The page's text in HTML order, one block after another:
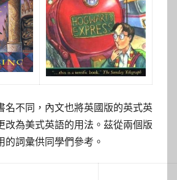
名不同，內文也將英國版的英式英
改為美式英語的用法。茲從兩個版
的詞彙供同學們參考。